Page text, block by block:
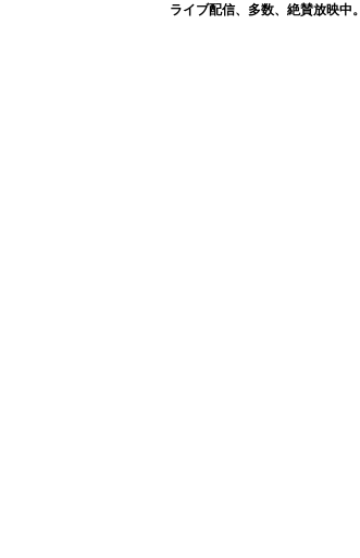
ライブ配信、多数、絶賛放映中。